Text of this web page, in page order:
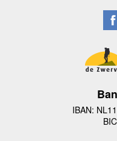
IBAN: